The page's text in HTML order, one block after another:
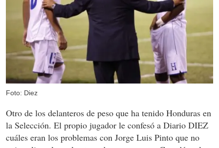
Foto: Diez
Otro de los delanteros de peso que ha tenido Honduras en
la Selección. El propio jugador le confesó a Diario DIEZ
cuáles eran los problemas con Jorge Luis Pinto que no